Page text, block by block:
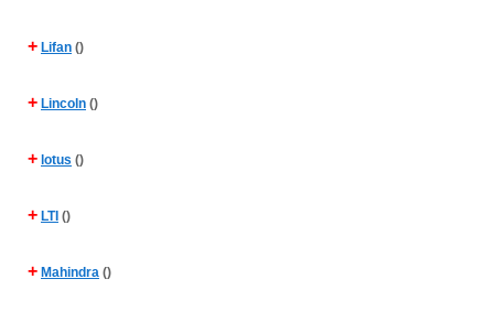
+ Lifan ()
+ Lincoln ()
+ lotus ()
+ LTI ()
+ Mahindra ()